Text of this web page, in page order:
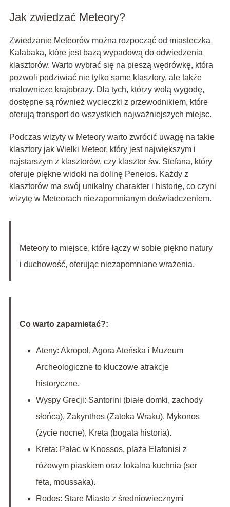
Jak zwiedzać Meteory?
Zwiedzanie Meteorów można rozpocząć od miasteczka
Kalabaka, które jest bazą wypadową do odwiedzenia
klasztorów. Warto wybrać się na pieszą wędrówkę, która
pozwoli podziwiać nie tylko same klasztory, ale także
malownicze krajobrazy. Dla tych, którzy wolą wygodę,
dostępne są również wycieczki z przewodnikiem, które
oferują transport do wszystkich najważniejszych miejsc.
Podczas wizyty w Meteory warto zwrócić uwagę na takie
klasztory jak Wielki Meteor, który jest największym i
najstarszym z klasztorów, czy klasztor św. Stefana, który
oferuje piękne widoki na dolinę Peneios. Każdy z
klasztorów ma swój unikalny charakter i historię, co czyni
wizytę w Meteorach niezapomnianym doświadczeniem.
Meteory to miejsce, które łączy w sobie piękno natury
i duchowość, oferując niezapomniane wrażenia.
Co warto zapamietać?:
Ateny: Akropol, Agora Ateńska i Muzeum
Archeologiczne to kluczowe atrakcje
historyczne.
Wyspy Grecji: Santorini (białe domki, zachody
słońca), Zakynthos (Zatoka Wraku), Mykonos
(życie nocne), Kreta (bogata historia).
Kreta: Pałac w Knossos, plaża Elafonisi z
różowym piaskiem oraz lokalna kuchnia (ser
feta, moussaka).
Rodos: Stare Miasto z średniowiecznymi